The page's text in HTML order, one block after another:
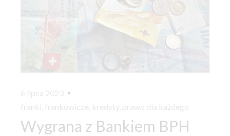
6 lipca 2023
franki frankowicze kredyty prawo dla każdego
Wygrana z Bankiem BPH